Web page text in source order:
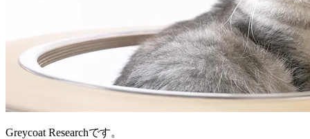
Greycoat Researchです。